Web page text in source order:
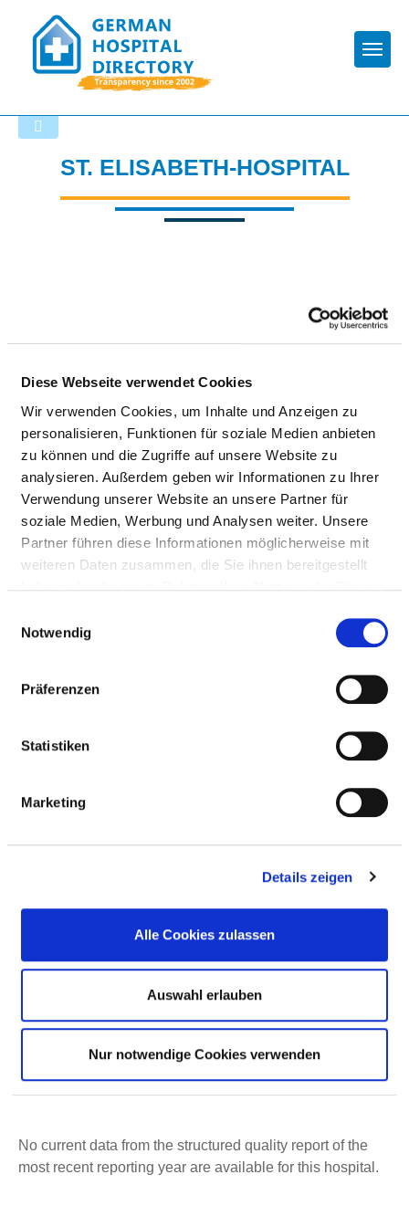
Diese Webseite verwendet Cookies
Wir verwenden Cookies, um Inhalte und Anzeigen zu
personalisieren, Funktionen für soziale Medien anbieten
zu können und die Zugriffe auf unsere Website zu
analysieren. Außerdem geben wir Informationen zu Ihrer
Verwendung unserer Website an unsere Partner für
soziale Medien, Werbung und Analysen weiter. Unsere
Partner führen diese Informationen möglicherweise mit
weiteren Daten zusammen, die Sie ihnen bereitgestellt
Notwendig
Präferenzen
Statistiken
Marketing
Details zeigen
Alle Cookies zulassen
Auswahl erlauben
Nur notwendige Cookies verwenden
ST. ELISABETH-HOSPITAL
ST. ELISABETH-HOSPITAL
Bleichstraße 15
Phone:0234-509-3700
No current data from the structured quality report of the
most recent reporting year are available for this hospital.